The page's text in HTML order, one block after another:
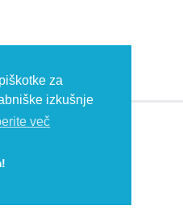
za
izkušnje
več
F: +386 (0)7 35 65 232, E: